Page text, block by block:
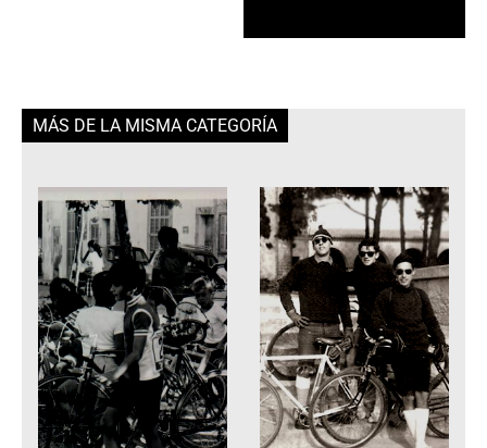
MÁS DE LA MISMA CATEGORÍA